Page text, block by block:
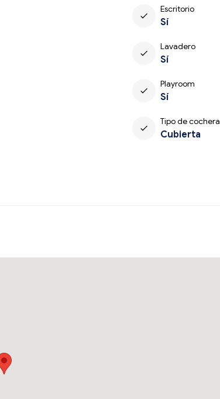
check
Escritorio
Sí
check
Lavadero
Sí
check
Playroom
Sí
check
Tipo de cochera
Cubierta